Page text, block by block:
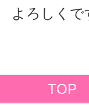
よろしく
TOP